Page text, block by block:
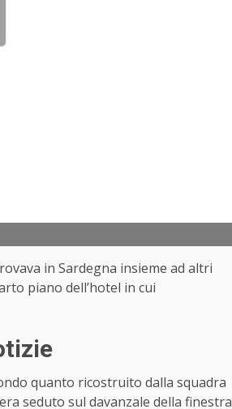
in Sardegna insieme ad altri
piano dell’hotel in cui
quanto ricostruito dalla squadra
seduto sul davanzale della finestra